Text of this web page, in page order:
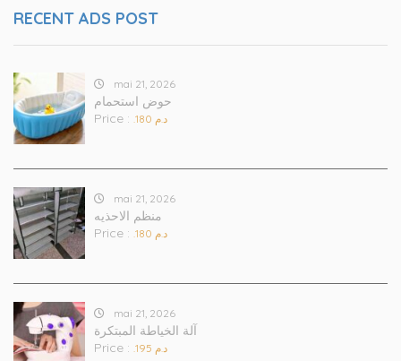
RECENT ADS POST
mai 21, 2026
حوض استحمام
Price :
.د.م 180
mai 21, 2026
منظم الاحذيه
Price :
.د.م 180
mai 21, 2026
آلة الخياطة المبتكرة
Price :
.د.م 195